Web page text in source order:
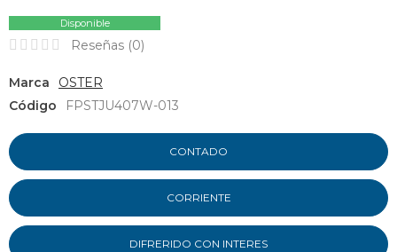
Disponible
Reseñas (0)
Marca
OSTER
Código
FPSTJU407W-013
CONTADO
CORRIENTE
DIFRERIDO CON INTERES